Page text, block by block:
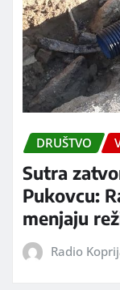
DRUŠTVO
Sutra
Pukovcu:
menjaju
Radio